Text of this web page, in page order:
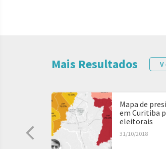
Mais Resultados
Mapa de
em Curitiba
eleitorais
31/10/2018